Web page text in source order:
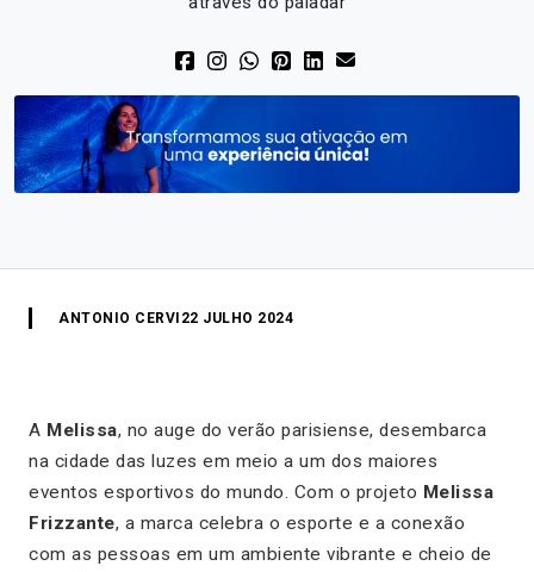
ANTONIO CERVI 22 JULHO 2024
A Melissa, no auge do verão parisiense, desembarca
na cidade das luzes em meio a um dos maiores
eventos esportivos do mundo. Com o projeto Melissa
Frizzante, a marca celebra o esporte e a conexão
com as pessoas em um ambiente vibrante e cheio de